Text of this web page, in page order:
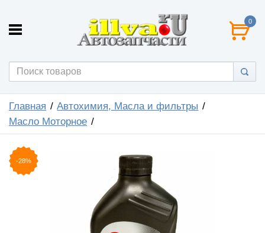
0
Главная
Автохимия, Масла и фильтры
Масло Моторное
-28%